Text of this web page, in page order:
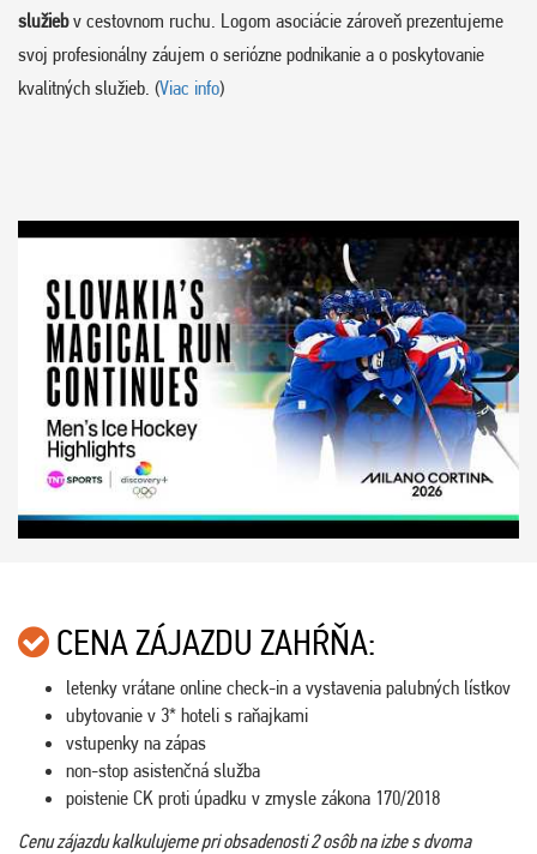
služiebv cestovnom ruchu. Logom asociácie zároveň prezentujeme
svoj profesionálny záujem o seriózne podnikanie a o poskytovanie
kvalitných služieb. (Viac info)
CENA ZÁJAZDU ZAHŔŇA:
letenky vrátane online check-in a vystavenia palubných lístkov
ubytovanie v 3* hoteli s raňajkami
vstupenky na zápas
non-stop asistenčná služba
poistenie CK proti úpadku v zmysle zákona 170/2018
Cenu zájazdu kalkulujeme pri obsadenosti 2 osôb na izbe s dvoma